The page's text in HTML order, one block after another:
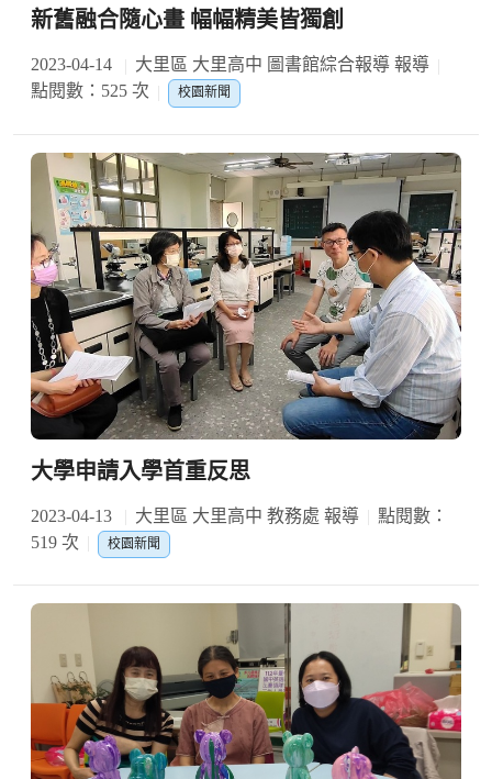
新舊融合隨心畫 幅幅精美皆獨創
2023-04-14
大里區 大里高中 圖書館綜合報導 報導
點閱數：525 次
校園新聞
大學申請入學首重反思
2023-04-13 大里區 大里高中 教務處 報導
點閱數：
519 次
校園新聞